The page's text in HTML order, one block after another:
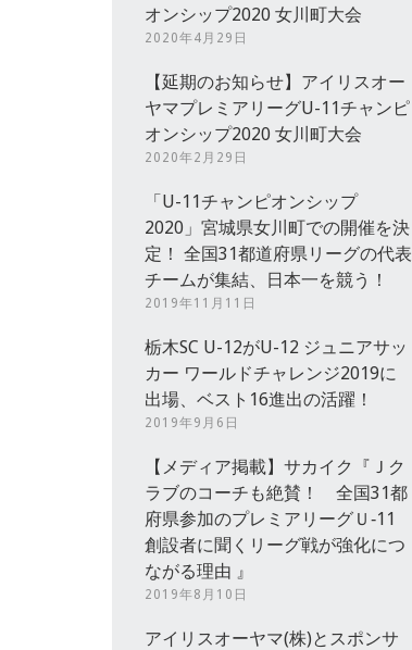
オンシップ2020 女川町大会
2020年4月29日
【延期のお知らせ】アイリスオー
ヤマプレミアリーグU-11チャンピ
オンシップ2020 女川町大会
2020年2月29日
「U-11チャンピオンシップ
2020」宮城県女川町での開催を決
定！ 全国31都道府県リーグの代表
チームが集結、日本一を競う！
2019年11月11日
栃木SC U-12がU-12 ジュニアサッ
カー ワールドチャレンジ2019に
出場、ベスト16進出の活躍！
2019年9月6日
【メディア掲載】サカイク『Ｊク
ラブのコーチも絶賛！ 全国31都
府県参加のプレミアリーグＵ‐11
創設者に聞くリーグ戦が強化につ
ながる理由 』
2019年8月10日
アイリスオーヤマ(株)とスポンサ